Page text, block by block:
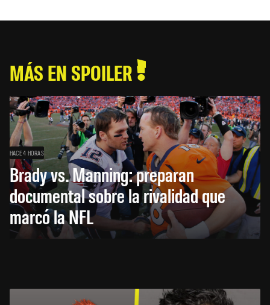
MÁS EN SPOILER
HACE 4 HORAS
Brady vs. Manning: preparan
documental sobre la rivalidad que
marcó la NFL